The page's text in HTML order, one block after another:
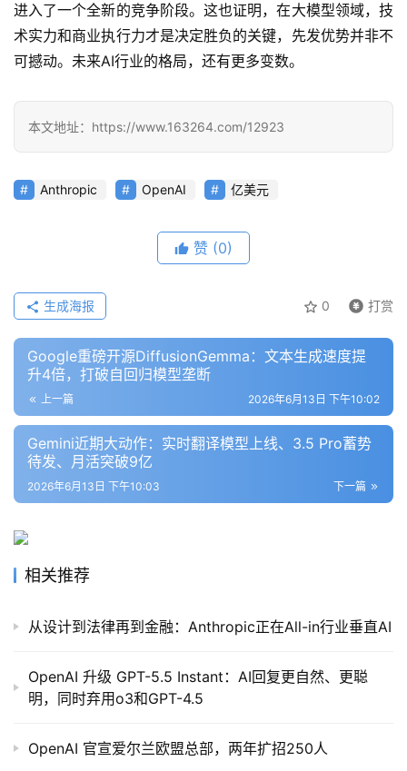
程
框
架
进入了一个全新的竞争阶段。这也证明，在大模型领域，技
术实力和商业执行力才是决定胜负的关键，先发优势并非不
可撼动。未来AI行业的格局，还有更多变数。
本文地址：https://www.163264.com/12923
Anthropic OpenAI 亿美元
赞 (0)
0 打赏
生成海报
Google重磅开源DiffusionGemma：文本生成速度提
升4倍，打破自回归模型垄断
上一篇 2026年6月13日 下午10:02
Gemini近期大动作：实时翻译模型上线、3.5 Pro蓄势
待发、月活突破9亿
下一篇
2026年6月13日 下午10:03
相关推荐
从设计到法律再到金融：Anthropic正在All-in行业垂直AI
OpenAI 升级 GPT-5.5 Instant：AI回复更自然、更聪
明，同时弃用o3和GPT-4.5
OpenAI 官宣爱尔兰欧盟总部，两年扩招250人